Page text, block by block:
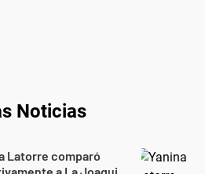
Noticias
Latorre comparó